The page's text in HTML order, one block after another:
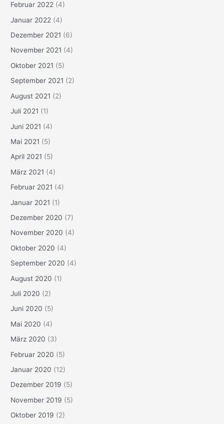
Februar 2022 (4)
Januar 2022 (4)
Dezember 2021 (6)
November 2021 (4)
Oktober 2021 (5)
September 2021 (2)
August 2021 (2)
Juli 2021 (1)
Juni 2021 (4)
Mai 2021 (5)
April 2021 (5)
März 2021 (4)
Februar 2021 (4)
Januar 2021 (1)
Dezember 2020 (7)
November 2020 (4)
Oktober 2020 (4)
September 2020 (4)
August 2020 (1)
Juli 2020 (2)
Juni 2020 (5)
Mai 2020 (4)
März 2020 (3)
Februar 2020 (5)
Januar 2020 (12)
Dezember 2019 (5)
November 2019 (5)
Oktober 2019 (2)